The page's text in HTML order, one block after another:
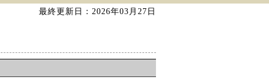
最終更新日：2026年03月27日